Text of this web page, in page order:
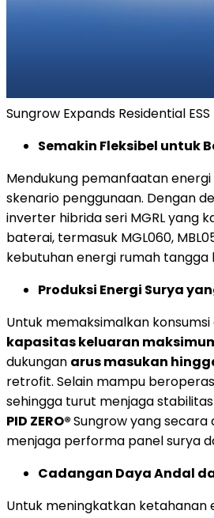
Sungrow Expands Residential
Semakin Fleksibel untuk
Mendukung pemanfaatan
skenario penggunaan. Dengan
inverter hibrida seri MGRL yang
baterai, termasuk MGL060,
kebutuhan energi rumah tangga
Produksi Energi Surya
Untuk memaksimalkan
kapasitas keluaran
dukungan arus masukan
retrofit. Selain mampu
sehingga turut menjaga
PID ZERO®Sungrow yang
menjaga performa panel surya
Cadangan Daya Andal
Untuk meningkatkan ketahanan